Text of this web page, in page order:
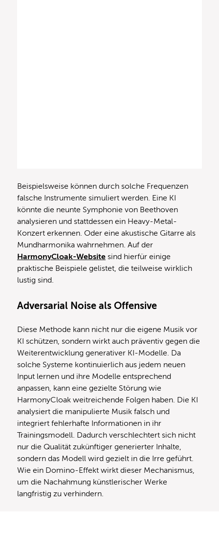
Beispielsweise können durch solche Frequenzen
falsche Instrumente simuliert werden. Eine KI
könnte die neunte Symphonie von Beethoven
analysieren und stattdessen ein Heavy-Metal-
Konzert erkennen. Oder eine akustische Gitarre als
Mundharmonika wahrnehmen. Auf der
HarmonyCloak-Website sind hierfür einige
praktische Beispiele gelistet, die teilweise wirklich
lustig sind.
Adversarial Noise als Offensive
Diese Methode kann nicht nur die eigene Musik vor
KI schützen, sondern wirkt auch präventiv gegen die
Weiterentwicklung generativer KI-Modelle. Da
solche Systeme kontinuierlich aus jedem neuen
Input lernen und ihre Modelle entsprechend
anpassen, kann eine gezielte Störung wie
HarmonyCloak weitreichende Folgen haben. Die KI
analysiert die manipulierte Musik falsch und
integriert fehlerhafte Informationen in ihr
Trainingsmodell. Dadurch verschlechtert sich nicht
nur die Qualität zukünftiger generierter Inhalte,
sondern das Modell wird gezielt in die Irre geführt.
Wie ein Domino-Effekt wirkt dieser Mechanismus,
um die Nachahmung künstlerischer Werke
langfristig zu verhindern.